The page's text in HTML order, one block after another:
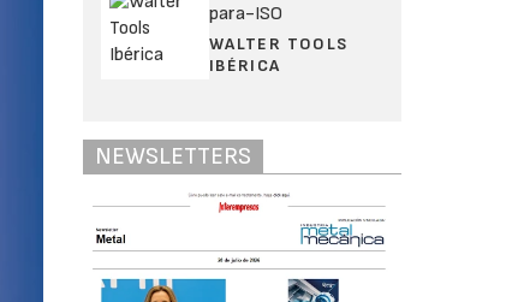
para-ISO
WALTER TOOLS
IBÉRICA
NEWSLETTERS